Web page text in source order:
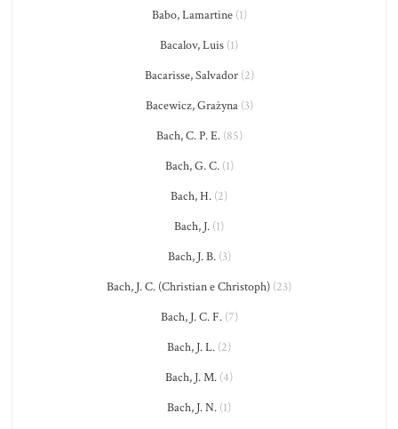
Babo, Lamartine(1)
Bacalov, Luis (1)
Bacarisse, Salvador(2)
Bacewicz, Grażyna(3)
Bach, C. P. E.(85)
Bach, G. C.(1)
Bach, H. (2)
Bach, J. (1)
Bach, J. B.(3)
Bach, J. C. (Christian e Christoph) (23)
Bach, J. C. F.(7)
Bach, J. L. (2)
Bach, J. M. (4)
Bach, J. N. (1)